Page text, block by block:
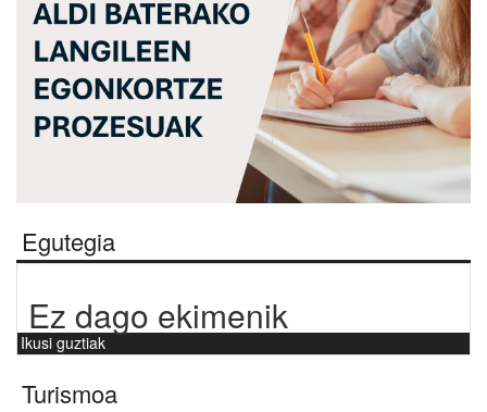
Egutegia
Ez dago ekimenik
Ikusi guztiak
Turismoa